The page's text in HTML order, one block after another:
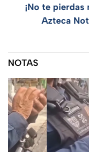
¡No te
Azteca
NOTAS